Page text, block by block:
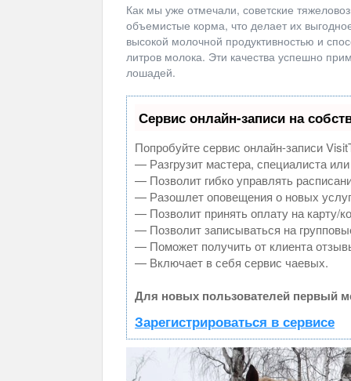
Как мы уже отмечали, советские
объемистые корма, что делает их
высокой молочной продуктивностью и
литров молока. Эти качества успешно
лошадей.
Сервис онлайн-записи на
Попробуйте сервис онлайн-записи
— Разгрузит мастера, специалиста
— Позволит гибко управлять
— Разошлет оповещения о новых
— Позволит принять оплату на карту/
— Позволит записываться на
— Поможет получить от клиента
— Включает в себя сервис чаевых.
Для новых пользователей первый
Зарегистрироваться в сервисе